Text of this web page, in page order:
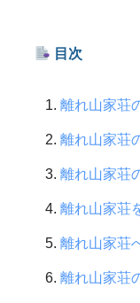
目次
離れ山家荘
離れ山家荘
離れ山家荘
離れ山家荘
離れ山家荘
離れ山家荘